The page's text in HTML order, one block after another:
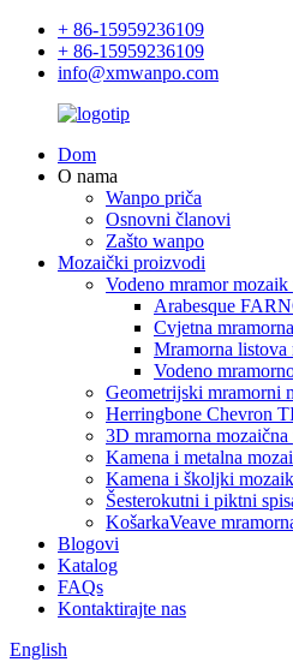
+ 86-15959236109
+ 86-15959236109
info@xmwanpo.com
Dom
O nama
Wanpo priča
Osnovni članovi
Zašto wanpo
Mozaički proizvodi
Vodeno mramor mozaik
Arabesque
Cvjetna
Mramorna listova
Vodeno
Geometrijski mramorni
Herringbone Chevron
3D mramorna mozaična
Kamena i metalna
Kamena i školjki
Šesterokutni i piktni
KošarkaVeave
Blogovi
Katalog
FAQs
Kontaktirajte nas
English